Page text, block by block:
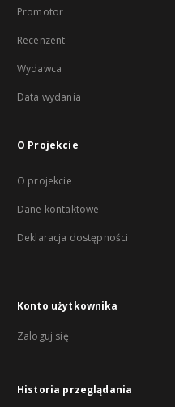
Promotor
Recenzent
Wydawca
Data wydania
O Projekcie
O projekcie
Dane kontaktowe
Deklaracja dostępności
Konto użytkownika
Zaloguj się
Historia przeglądania